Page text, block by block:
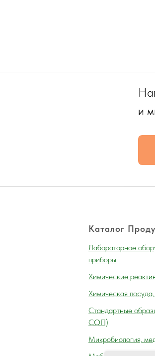
и
Каталог
Лабораторное
приборы
Химические
Химическая
Cтандартные
СОП)
Микробиология,